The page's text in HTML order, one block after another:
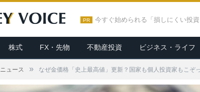
PR 今すぐ始められる「損しにくい投資
株式 FX・先物 不動産投資 ビジネス・ライフ
ニュース » なぜ金価格「史上最高値」更新？国家も個人投資家もこ